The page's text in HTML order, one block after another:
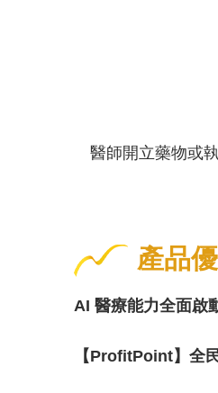
醫師開立藥物或
產品
AI 醫療能力全面啟
【ProfitPoint】全